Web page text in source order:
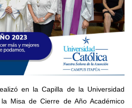
en la Capilla de la Universidad
Misa de Cierre de Año Académico